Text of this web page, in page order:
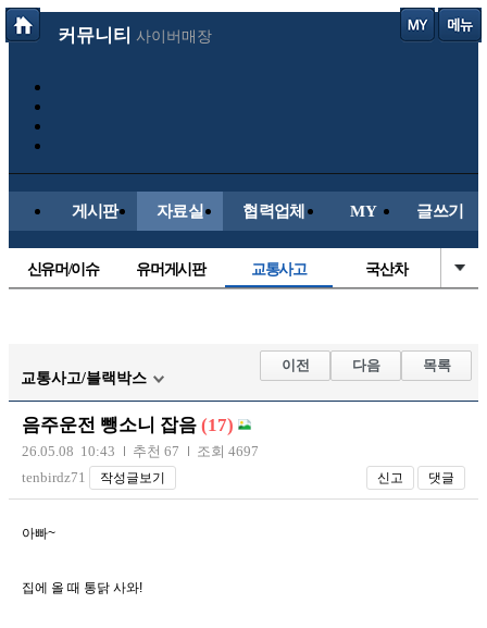
커뮤니티 사이버매장
게시판 자료실 협력업체 MY 글쓰기
신유머/이슈 유머게시판 교통사고 국산차
자유사진 군사/무기
트럭/버스 항공/해운/철도
장착시공사진
교통사고/블랙박스
이전 다음 목록
음주운전 뺑소니 잡음 (17)
26.05.08 10:43 추천 67
조회 4697
tenbirdz71
작성글보기 신고 댓글
아빠~
집에 올 때 통닭 사와!